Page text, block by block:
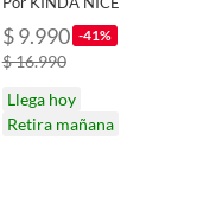
$ 9.990 -41%
$ 16.990
Llega hoy
Retira mañana